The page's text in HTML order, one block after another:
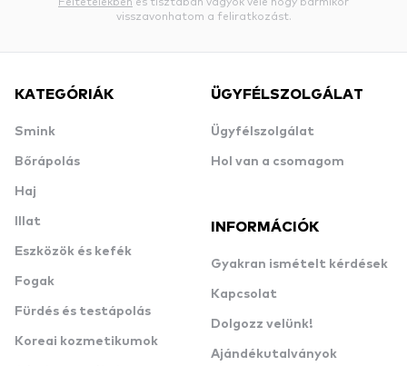
visszavonhatom a feliratkozást.
KATEGÓRIÁK
Smink
Bőrápolás
Haj
Illat
Eszközök és kefék
Fogak
Fürdés és testápolás
Koreai kozmetikumok
ÜGYFÉLSZOLGÁLAT
Ügyfélszolgálat
Hol van a csomagom
INFORMÁCIÓK
Gyakran ismételt kérdések
Kapcsolat
Dolgozz velünk!
Ajándékutalványok